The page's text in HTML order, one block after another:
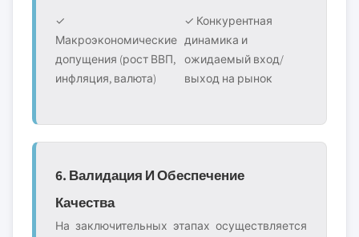
✓
Макроэкономические
допущения (рост ВВП,
инфляция, валюта)
✓ Конкурентная
динамика и
ожидаемый вход/
выход на рынок
6. Валидация И Обеспечение
Качества
На заключительных этапах осуществляется